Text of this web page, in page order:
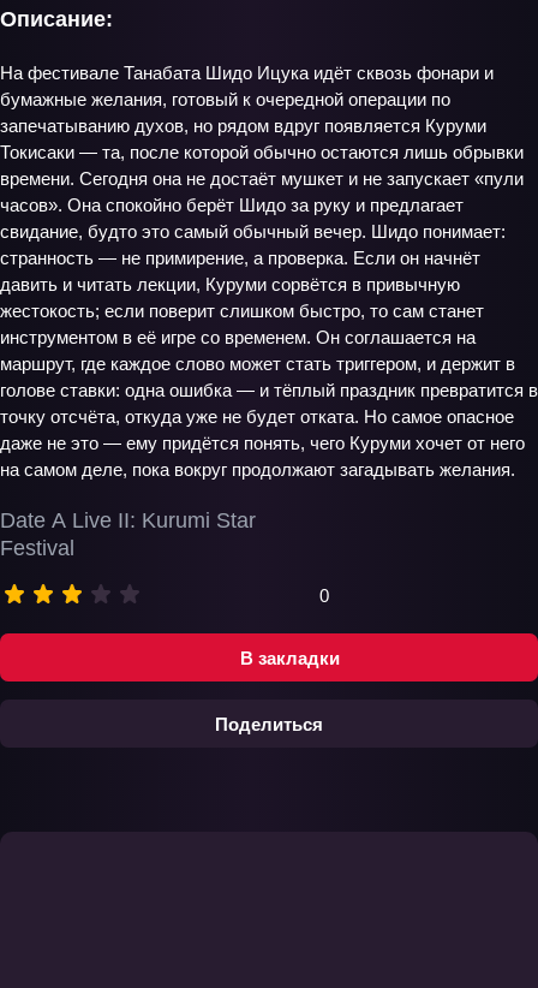
В закладки
Поделиться
Date A Live II: Kurumi Star
Festival
0
Описание:
На фестивале Танабата Шидо Ицука идёт сквозь фонари и
бумажные желания, готовый к очередной операции по
запечатыванию духов, но рядом вдруг появляется Куруми
Токисаки — та, после которой обычно остаются лишь обрывки
времени. Сегодня она не достаёт мушкет и не запускает «пули
часов». Она спокойно берёт Шидо за руку и предлагает
свидание, будто это самый обычный вечер. Шидо понимает:
странность — не примирение, а проверка. Если он начнёт
давить и читать лекции, Куруми сорвётся в привычную
жестокость; если поверит слишком быстро, то сам станет
инструментом в её игре со временем. Он соглашается на
маршрут, где каждое слово может стать триггером, и держит в
голове ставки: одна ошибка — и тёплый праздник превратится в
точку отсчёта, откуда уже не будет отката. Но самое опасное
даже не это — ему придётся понять, чего Куруми хочет от него
на самом деле, пока вокруг продолжают загадывать желания.